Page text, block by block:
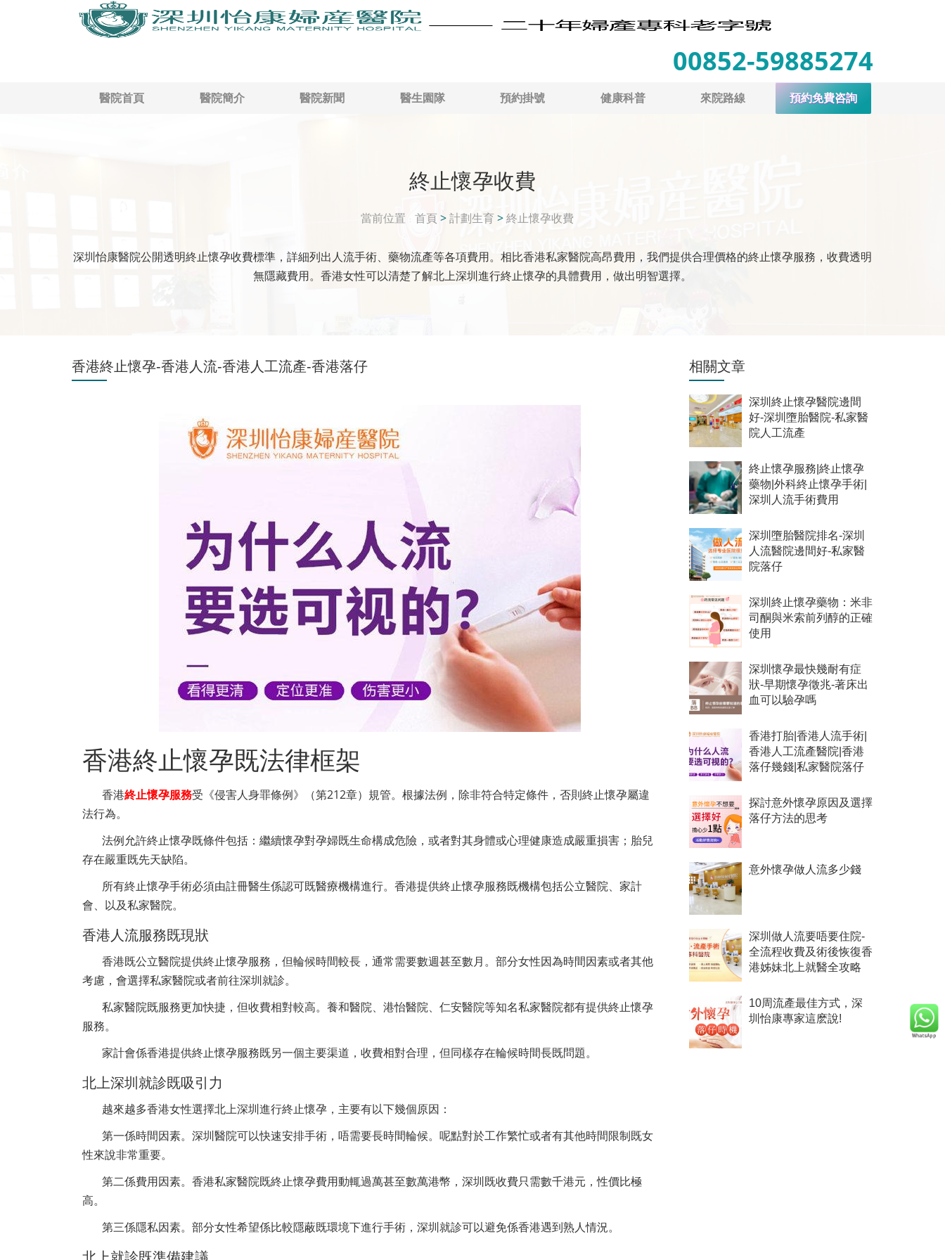
00852-59885274
醫院首頁 醫院簡介 醫院新聞 醫生園隊 預約掛號 健康科普 來院路線 預約免費咨詢
終止懷孕收費
當前位置 首頁 >計劃生育>終止懷孕收費
深圳怡康醫院公開透明終止懷孕收費標準，詳細列出人流手術、藥物流產等各項費用。相比香港私家醫院高昂費用，我們提供合理價格的終止懷孕服務，收費透明
無隱藏費用。香港女性可以清楚了解北上深圳進行終止懷孕的具體費用，做出明智選擇。
香港終止懷孕-香港人流-香港人工流產-香港落仔
香港終止懷孕既法律框架
香港終止懷孕服務受《侵害人身罪條例》（第212章）規管。根據法例，除非符合特定條件，否則終止懷孕屬違
法行為。
法例允許終止懷孕既條件包括：繼續懷孕對孕婦既生命構成危險，或者對其身體或心理健康造成嚴重損害；胎兒
存在嚴重既先天缺陷。
所有終止懷孕手術必須由註冊醫生係認可既醫療機構進行。香港提供終止懷孕服務既機構包括公立醫院、家計
會、以及私家醫院。
香港人流服務既現狀
香港既公立醫院提供終止懷孕服務，但輪候時間較長，通常需要數週甚至數月。部分女性因為時間因素或者其他
考慮，會選擇私家醫院或者前往深圳就診。
私家醫院既服務更加快捷，但收費相對較高。養和醫院、港怡醫院、仁安醫院等知名私家醫院都有提供終止懷孕
服務。
家計會係香港提供終止懷孕服務既另一個主要渠道，收費相對合理，但同樣存在輪候時間長既問題。
北上深圳就診既吸引力
越來越多香港女性選擇北上深圳進行終止懷孕，主要有以下幾個原因：
第一係時間因素。深圳醫院可以快速安排手術，唔需要長時間輪候。呢點對於工作繁忙或者有其他時間限制既女
性來說非常重要。
第二係費用因素。香港私家醫院既終止懷孕費用動輒過萬甚至數萬港幣，深圳既收費只需數千港元，性價比極
高。
第三係隱私因素。部分女性希望係比較隱蔽既環境下進行手術，深圳就診可以避免係香港遇到熟人情況。
相關文章
深圳終止懷孕醫院邊間
好-深圳墮胎醫院-私家醫
院人工流產
終止懷孕服務|終止懷孕
藥物|外科終止懷孕手術|
深圳人流手術費用
深圳墮胎醫院排名-深圳
人流醫院邊間好-私家醫
院落仔
深圳終止懷孕藥物：米非
司酮與米索前列醇的正確
使用
深圳懷孕最快幾耐有症
狀-早期懷孕徵兆-著床出
血可以驗孕嗎
香港打胎|香港人流手術|
香港人工流產醫院|香港
落仔幾錢|私家醫院落仔
探討意外懷孕原因及選擇
落仔方法的思考
意外懷孕做人流多少錢
深圳做人流要唔要住院-
全流程收費及術後恢復香
港姊妹北上就醫全攻略
10周流產最佳方式，深
圳怡康專家這麽說!